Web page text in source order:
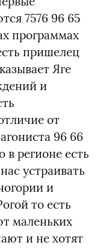
7576 96 65
программах
пришелец
Яге
и
от
96 66
регионе есть
устраивать
и
то есть
маленьких
и не хотят